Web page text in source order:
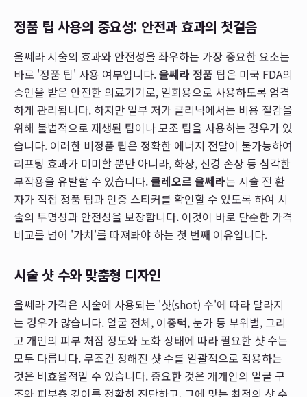
정품 팁 사용의 중요성: 안전과 효과의 첫걸음
울쎄라 시술의 효과와 안전성을 좌우하는 가장 중요한 요소는
바로 '정품 팁' 사용 여부입니다.울쎄라 정품 팁은 미국 FDA의
승인을 받은 안전한 의료기기로, 일회용으로 사용하도록 엄격
하게 관리됩니다. 하지만 일부 저가 클리닉에서는 비용 절감을
위해 불법적으로 재생된 팁이나 모조 팁을 사용하는 경우가 있
습니다. 이러한 비정품 팁은 정확한 에너지 전달이 불가능하여
리프팅 효과가 미미할 뿐만 아니라, 화상, 신경 손상 등 심각한
부작용을 유발할 수 있습니다.클레오르 울쎄라는 시술 전 환
자가 직접 정품 팁과 인증 스티커를 확인할 수 있도록 하여 시
술의 투명성과 안전성을 보장합니다. 이것이 바로 단순한 가격
비교를 넘어 '가치'를 따져봐야 하는 첫 번째 이유입니다.
시술 샷 수와 맞춤형 디자인
울쎄라 가격은 시술에 사용되는 '샷(shot) 수'에 따라 달라지
는 경우가 많습니다. 얼굴 전체, 이중턱, 눈가 등 부위별, 그리
고 개인의 피부 처짐 정도와 노화 상태에 따라 필요한 샷 수는
모두 다릅니다. 무조건 정해진 샷 수를 일괄적으로 적용하는
것은 비효율적일 수 있습니다. 중요한 것은 개개인의 얼굴 구
조와 피부층 깊이를 정확히 진단하고, 그에 맞는 최적의 샷 수